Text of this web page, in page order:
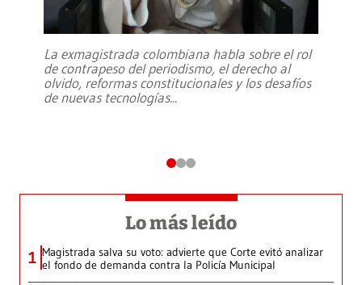
La exmagistrada colombiana habla sobre el rol
de contrapeso del periodismo, el derecho al
olvido, reformas constitucionales y los desafíos
de nuevas tecnologías...
Lo más leído
1 Magistrada salva su voto: advierte que Corte evitó analizar
el fondo de demanda contra la Policía Municipal